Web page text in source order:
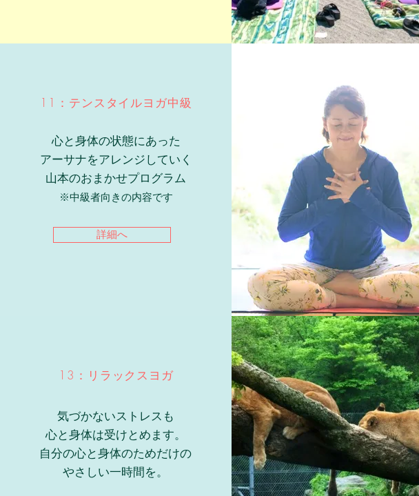
11：テンスタイルヨガ中級
心と身体の状態にあった
アーサナをアレンジしていく
山本のおまかせプログラム
​※中級者向きの内容です
詳細へ
13：リラックスヨガ
気づかないストレスも
心と身体は受けとめます。
自分の心と身体のためだけの
​やさしい一時間を。